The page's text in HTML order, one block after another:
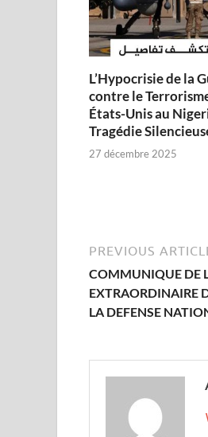
L’Hypocrisie de la
contre le
États-Unis au
Tragédie
27 décembre 2025
PREVIOUS
COMMUNIQUE DE
EXTRAORDINAIRE
LA DEFENSE